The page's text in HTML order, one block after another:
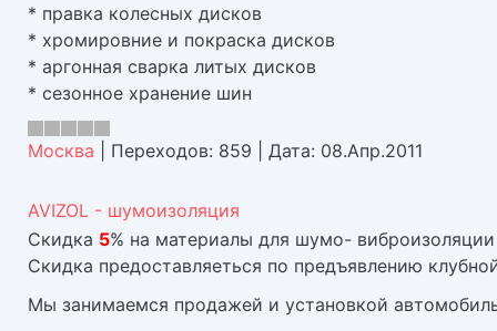
* правка колесных дисков
* хромировние и покраска дисков
* аргонная сварка литых дисков
* сезонное хранение шин
Москва Переходов: 859 Дата: 08.Апр.2011
AVIZOL - шумоизоляция
Скидка 5% на материалы для шумо-
Скидка предоставляеться по предъявлению
Мы занимаемся продажей и установкой